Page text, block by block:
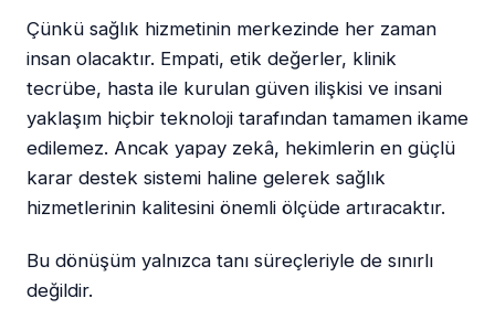
Çünkü sağlık hizmetinin merkezinde her zaman
insan olacaktır. Empati, etik değerler, klinik
tecrübe, hasta ile kurulan güven ilişkisi ve insani
yaklaşım hiçbir teknoloji tarafından tamamen ikame
edilemez. Ancak yapay zekâ, hekimlerin en güçlü
karar destek sistemi haline gelerek sağlık
hizmetlerinin kalitesini önemli ölçüde artıracaktır.
Bu dönüşüm yalnızca tanı süreçleriyle de sınırlı
değildir.